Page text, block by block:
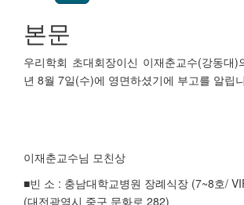
본문
우리학회 초대회장이신 이재춘교수(강동대
년 8월 7일(수)에 영면하셨기에 부고를 알립
이재춘교수님 모친상
■빈 소 : 충남대학교병원 장례식장 (7~8호/
(대전광역시 중구 문화로 282)